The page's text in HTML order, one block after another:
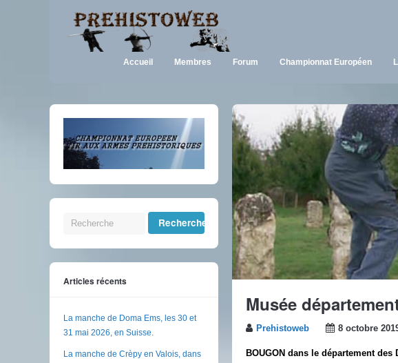
Accueil Membres Forum Championnat Européen
Musée
Prehistoweb 8 octobre
BOUGON dans le département des
Articles récents
La manche de Doma Ems, les 30 et
31 mai 2026, en Suisse.
La manche de Crèpy en Valois, dans